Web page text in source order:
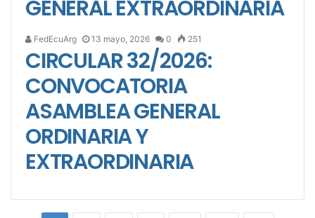
GENERAL EXTRAORDINARIA
FedEcuArg 13 mayo, 2026 0 251
CIRCULAR 32/2026:
CONVOCATORIA
ASAMBLEA GENERAL
ORDINARIA Y
EXTRAORDINARIA